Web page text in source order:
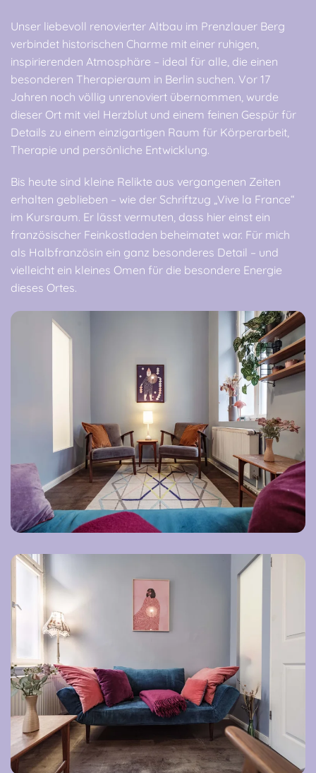
Unser liebevoll renovierter Altbau im Prenzlauer Berg
verbindet historischen Charme mit einer ruhigen,
inspirierenden Atmosphäre – ideal für alle, die einen
besonderen Therapieraum in Berlin suchen. Vor 17
Jahren noch völlig unrenoviert übernommen, wurde
dieser Ort mit viel Herzblut und einem feinen Gespür für
Details zu einem einzigartigen Raum für Körperarbeit,
Therapie und persönliche Entwicklung.
Bis heute sind kleine Relikte aus vergangenen Zeiten
erhalten geblieben – wie der Schriftzug „Vive la France“
im Kursraum. Er lässt vermuten, dass hier einst ein
französischer Feinkostladen beheimatet war. Für mich
als Halbfranzösin ein ganz besonderes Detail – und
vielleicht ein kleines Omen für die besondere Energie
dieses Ortes.